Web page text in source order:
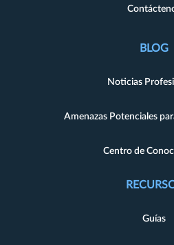
BLOG
Noticias
Amenazas Potenciales
Centro de
Guías